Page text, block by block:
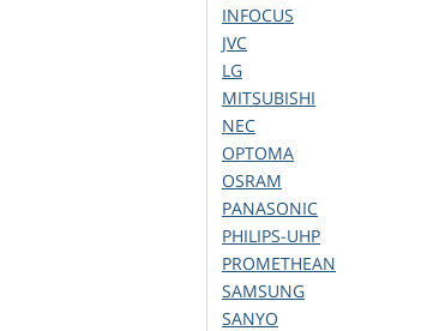
INFOCUS
JVC
LG
MITSUBISHI
NEC
OPTOMA
OSRAM
PANASONIC
PHILIPS-UHP
PROMETHEAN
SAMSUNG
SANYO